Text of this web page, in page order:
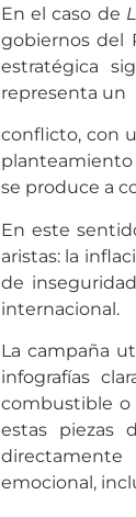
En el caso de
gobiernos del
estratégica
representa un
conflicto, con
planteamiento
se produce a
En este
aristas: la
de
internacional.
La campaña
infografías
combustible o
estas piezas
emocional,